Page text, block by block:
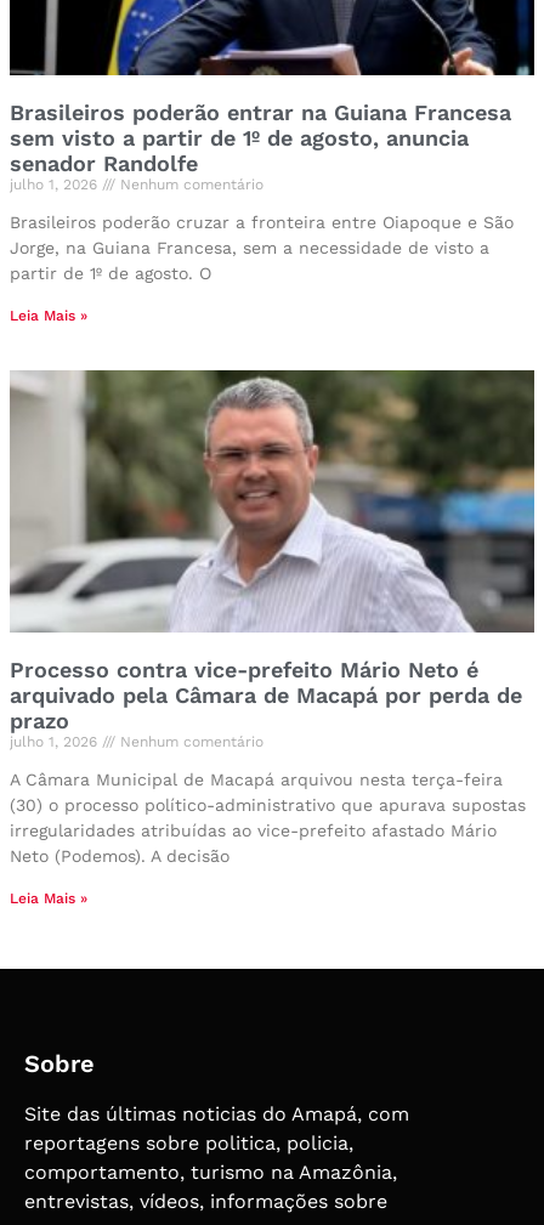
Brasileiros poderão entrar na Guiana Francesa
sem visto a partir de 1º de agosto, anuncia
senador Randolfe
julho 1, 2026 Nenhum comentário
Brasileiros poderão cruzar a fronteira entre Oiapoque e São
Jorge, na Guiana Francesa, sem a necessidade de visto a
partir de 1º de agosto. O
Leia Mais »
Processo contra vice-prefeito Mário Neto é
arquivado pela Câmara de Macapá por perda de
prazo
julho 1, 2026 Nenhum comentário
A Câmara Municipal de Macapá arquivou nesta terça-feira
(30) o processo político-administrativo que apurava supostas
irregularidades atribuídas ao vice-prefeito afastado Mário
Neto (Podemos). A decisão
Leia Mais »
Sobre
Site das últimas noticias do Amapá, com
reportagens sobre politica, policia,
comportamento, turismo na Amazônia,
entrevistas, vídeos, informações sobre